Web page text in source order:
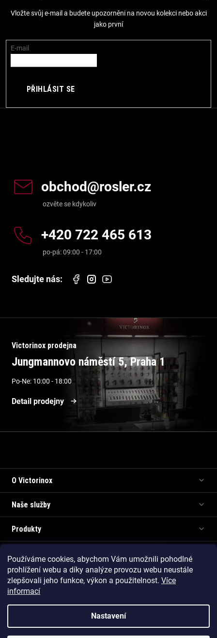
Používáme cookies, abychom Vám umožnili pohodlné
prohlížení webu a díky analýze provozu webu neustále
zlepšovali jeho funkce, výkon a použitelnost. Více
informací
Nastavení
Vložte svůj e-mail a budete upozorněni na novou kolekci nebo akci
jako první
E-mail
PŘIHLÁSIT SE
obchod@rosler.cz
+420 722 465 613
Victorinox prodejna
Jungmannovo náměstí 5, Praha 1
Po-Ne: 10:00 - 18:00
Detail prodejny
O Victorinox
Naše služby
Produkty
Vytvořil Shoptet Premium
Copyright 2026 Victorinox.cz . Všechna práva vyhrazena.